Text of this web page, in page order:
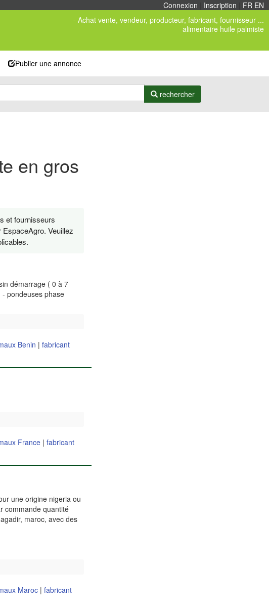
Connexion Inscription FR EN
- Achat vente, vendeur, producteur, fabricant, fournisseur ...
alimentaire huile palmiste
Publier une annonce
rechercher
en gros
et fournisseurs
Veuillez
démarrage ( 0 à 7
pondeuses phase
Benin | fabricant
France| fabricant
une origine nigeria ou
commande quantité
maroc, avec des
Maroc| fabricant